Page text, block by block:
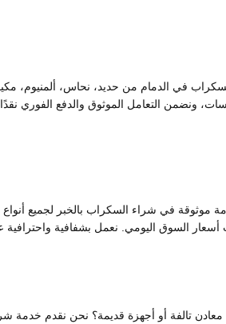
في الدمام من حديد، نحاس، ألمنيوم،
ونضمن التعامل الموثوق والدفع الفوري
موثوقة في شراء السكراب بالخبر لجميع أنواع
تالفة أو أجهزة قديمة؟ نحن نقدم خدمة